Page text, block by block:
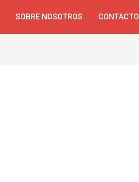
SOBRE NOSOTROS CONTACTO